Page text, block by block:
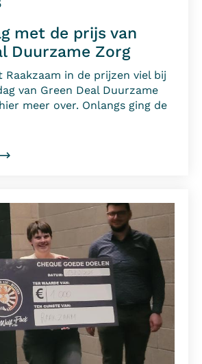
met de prijs van
Duurzame Zorg
Raakzaam in de prijzen viel bij
van Green Deal Duurzame
meer over. Onlangs ging de